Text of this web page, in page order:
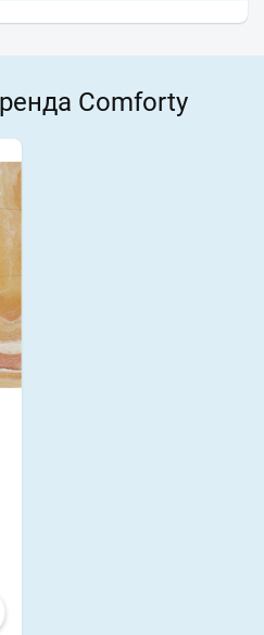
Comforty